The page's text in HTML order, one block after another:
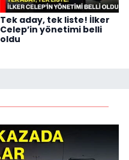
Tek aday, tek liste! İlker
Celep’in yönetimi belli
oldu